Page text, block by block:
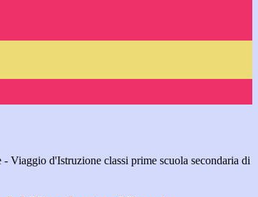
Viaggio d'Istruzione classi prime scuola secondaria di